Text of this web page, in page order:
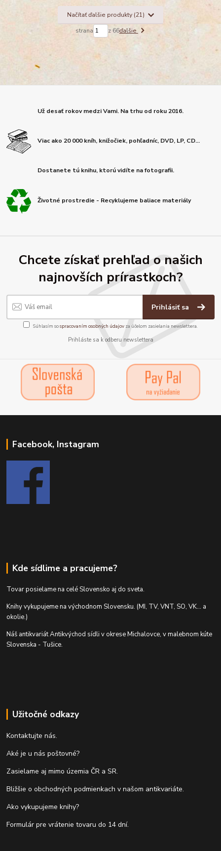
Načítať ďalšie produkty (21)
strana z 66ďalšie
Už desať rokov medzi Vami. Na trhu od roku 2016.
Viac ako 20 000 kníh, knižočiek, pohľadníc, DVD, LP, CD...
Dostanete tú knihu, ktorú vidíte na fotografii.
Životné prostredie - Recyklujeme baliace materiály
Chcete získať prehľad o našich
najnovších prírastkoch?
Prihlásiť sa
Súhlasím sospracovaním osobných údajov za účelom zasielania newslettera.
Prihláste sa k odberu newslettera
Facebook, Instagram
Kde sídlime a pracujeme?
Tovar posielame na celé Slovensko aj do sveta.
Knihy vykupujeme na východnom Slovensku. (MI, TV, VNT, SO, VK... a
okolie.)
Náš antikvariát Antikvýchod sídli v okrese Michalovce, v malebnom kúte
Slovenska - Tušice.
Užitočné odkazy
Kontaktujte nás.
Aké je u nás poštovné?
Zasielame aj mimo územia ČR a SR.
Bližšie o obchodných podmienkach v našom antikvariáte.
Ako vykupujeme knihy?
Formulár pre vrátenie tovaru do 14 dní.